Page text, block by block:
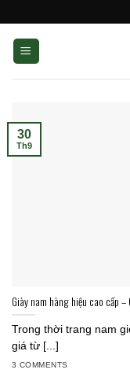
content
Giày nam hàng hiệu cao cấp
Trong thời trang nam
giá từ [...]
3 COMMENTS
30
Th9